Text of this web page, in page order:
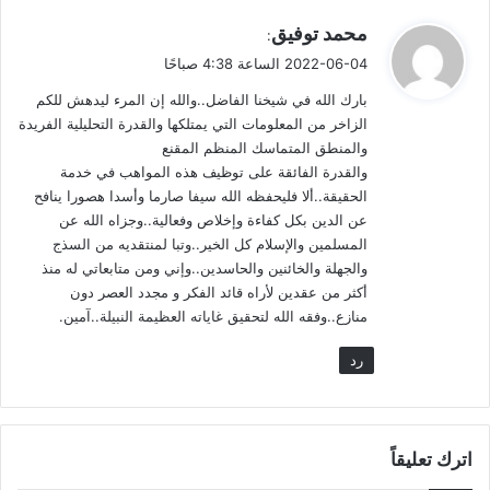
الحقيقة المحورية، التي ينبغي تسليط الضوء عليها وتكون هي مركز
الانطلاق، تجتمع في ملاحظتين فقط، هما:
1. أن أصل الكتاب هندي لا فارسي؛ طبقاً لقصته التي رواها عبد الله
2. وترجم إلى اللغة العربية لا إلى اللغة الفارسية. حسب الدعوى
ما علاقة الفرس بالكتاب إذن؟
قد يقال: أوليس مترجمه – أو مؤلفه – فارسياً؟
إعادة وصقل أو شرح قد يُشكل على البعض، أو يطول: رجل عربي
يقيم في فرنسا، اكتسب الجنسية الفرنسية، ترجم كتاباً ألماني الأصل
ل
محمد توفيق:
2022-06-04 الساعة 4:38 صباحًا
بارك الله في شيخنا الفاضل..والله إن المرء ليدهش للكم
الزاخر من المعلومات التي يمتلكها والقدرة التحليلية الفريدة
والمنطق المتماسك المنظم المقنع
والقدرة الفائقة على توظيف هذه المواهب في خدمة
الحقيقة..ألا فليحفظه الله سيفا صارما وأسدا هصورا ينافح
عن الدين بكل كفاءة وإخلاص وفعالية..وجزاه الله عن
المسلمين والإسلام كل الخير..وتبا لمنتقديه من السذج
والجهلة والخائنين والحاسدين..وإني ومن متابعاتي له منذ
أكثر من عقدين لأراه قائد الفكر و مجدد العصر دون
منازع..وفقه الله لتحقيق غاياته العظيمة النبيلة..آمين.
رد
اترك تعليقاً